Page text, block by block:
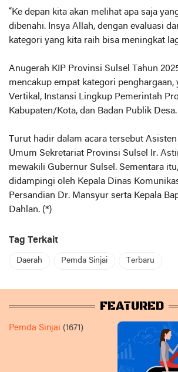
“Ke depan kita akan melihat apa saja
dibenahi. Insya Allah, dengan evaluasi
kategori yang kita raih bisa meningkat
Anugerah KIP Provinsi Sulsel Tahun
mencakup empat kategori penghargaan,
Vertikal, Instansi Lingkup Pemerintah
Kabupaten/Kota, dan Badan Publik Desa.
Turut hadir dalam acara tersebut
Umum Sekretariat Provinsi Sulsel Ir.
mewakili Gubernur Sulsel. Sementara
didampingi oleh Kepala Dinas
Persandian Dr. Mansyur serta Kepala
Dahlan. (*)
Tag Terkait
Daerah Pemda Sinjai Terbaru
FEATURED
Pemda Sinjai (1671)